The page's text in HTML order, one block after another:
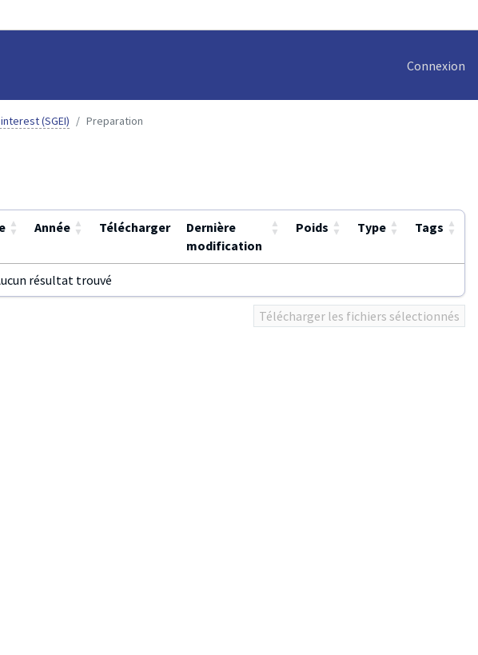
Connexion
(SGEI) Preparation
▲
▼ Année ▲
▼ Télécharger
Dernière
modification
▲
▼ Poids ▲
▼ Type ▲
▼ Tags ▲
▼
résultat trouvé
Télécharger les fichiers sélectionnés